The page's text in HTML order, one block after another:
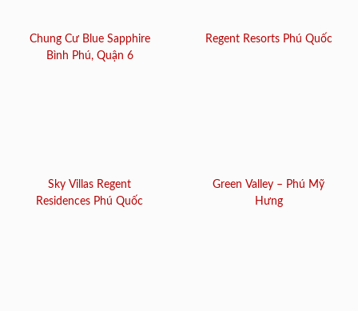
Chung Cư Blue Sapphire
Bình Phú, Quận 6
Regent Resorts Phú Quốc
Sky Villas Regent
Residences Phú Quốc
Green Valley – Phú Mỹ
Hưng